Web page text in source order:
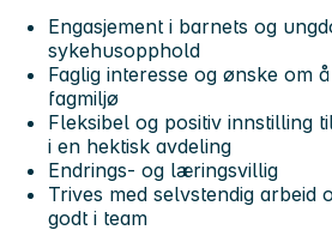
Engasjement i barnets og
sykehusopphold
Faglig interesse og ønske om
fagmiljø
Fleksibel og positiv innstilling
i en hektisk avdeling
Endrings- og læringsvillig
Trives med selvstendig arbeid
godt i team